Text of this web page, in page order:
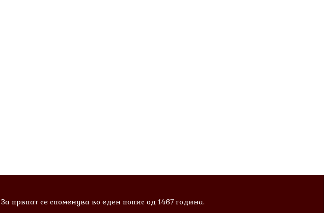
првпат се споменува во еден попис од 1467 година.